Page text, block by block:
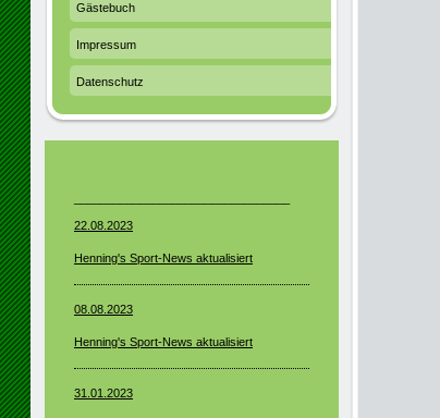
Gästebuch
Impressum
Datenschutz
22.08.2023
Henning's Sport-News aktualisiert
08.08.2023
Henning's Sport-News aktualisiert
31.01.2023